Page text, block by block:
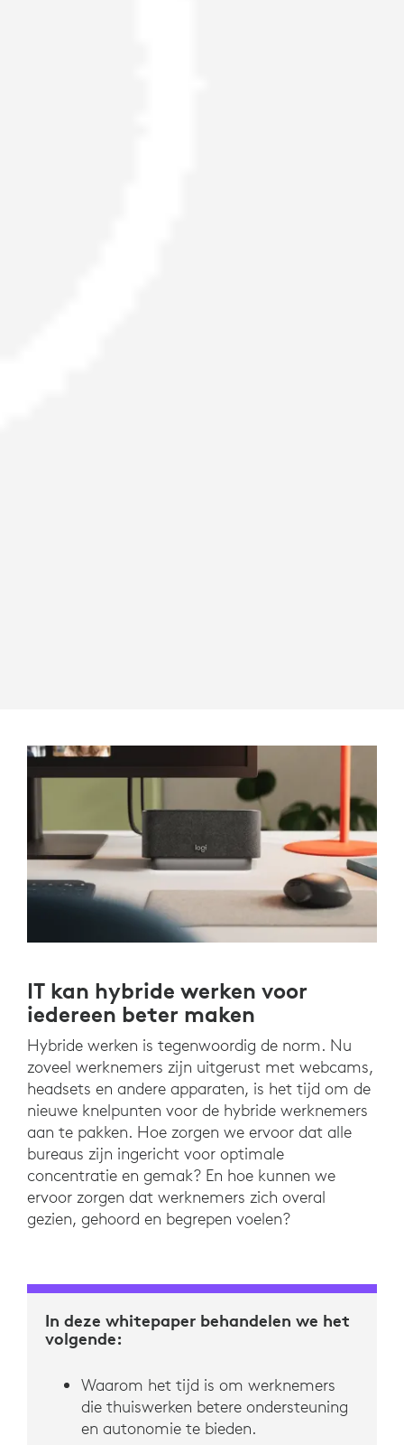
IT kan hybride werken voor
iedereen beter maken
Hybride werken is tegenwoordig de norm. Nu
zoveel werknemers zijn uitgerust met webcams,
headsets en andere apparaten, is het tijd om de
nieuwe knelpunten voor de hybride werknemers
aan te pakken. Hoe zorgen we ervoor dat alle
bureaus zijn ingericht voor optimale
concentratie en gemak? En hoe kunnen we
ervoor zorgen dat werknemers zich overal
gezien, gehoord en begrepen voelen?
In deze whitepaper behandelen we het
volgende:
Waarom het tijd is om werknemers
die thuiswerken betere ondersteuning
en autonomie te bieden.